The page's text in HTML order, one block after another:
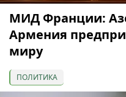
МИД Франции:
Армения
миру
ПОЛИТИКА